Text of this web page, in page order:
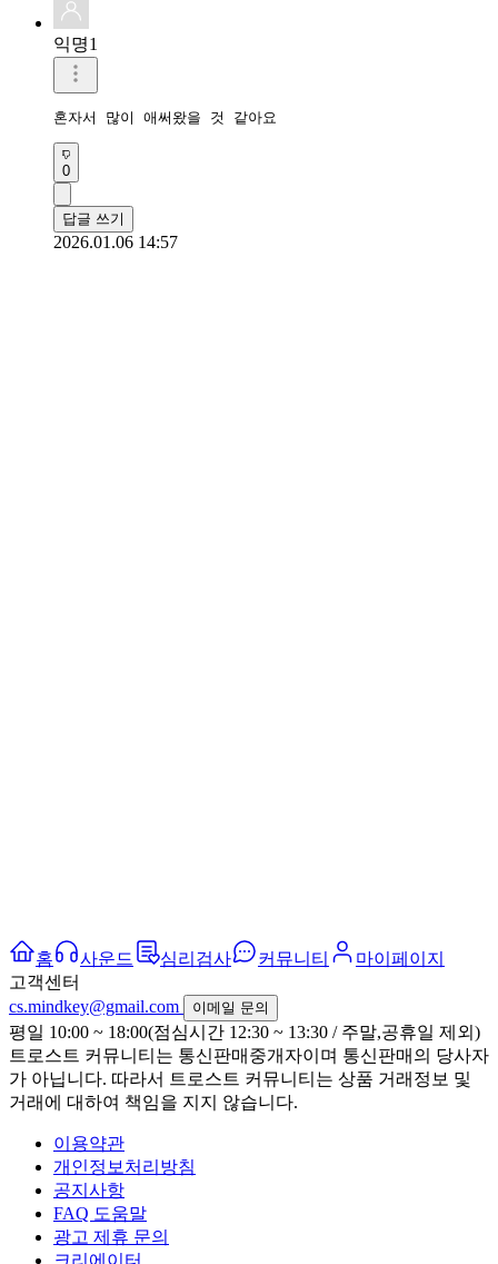
익명1
혼자서 많이 애써왔을 것 같아요
0
답글 쓰기
2026.01.06 14:57
홈 사운드 심리검사 커뮤니티
마이페이지
고객센터
cs.mindkey@gmail.com
이메일 문의
평일 10:00 ~ 18:00(점심시간 12:30 ~ 13:30 / 주말,공휴일 제외)
트로스트 커뮤니티는 통신판매중개자이며 통신판매의 당사자
가 아닙니다. 따라서 트로스트 커뮤니티는 상품 거래정보 및
거래에 대하여 책임을 지지 않습니다.
이용약관
개인정보처리방침
공지사항
FAQ 도움말
광고 제휴 문의
크리에이터